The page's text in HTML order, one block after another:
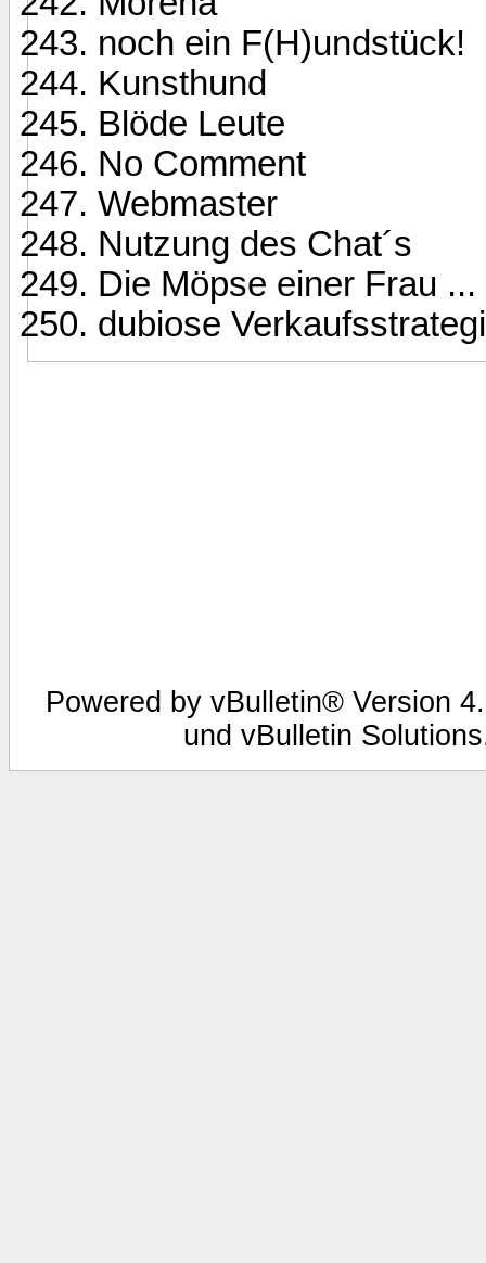
noch ein F(H)undstück!
Kunsthund
Blöde Leute
No Comment
Webmaster
Nutzung des Chat´s
Die Möpse einer Frau ...
dubiose
Powered by vBulletin® Version
und vBulletin